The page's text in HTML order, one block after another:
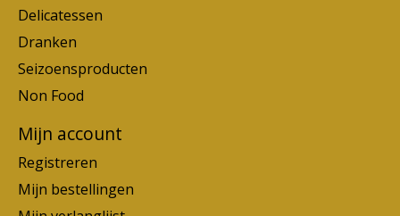
Delicatessen
Dranken
Seizoensproducten
Non Food
Mijn account
Registreren
Mijn bestellingen